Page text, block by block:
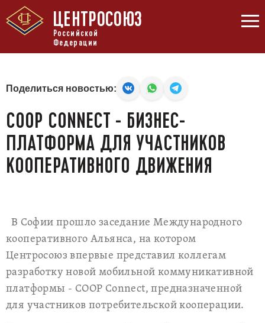
ЦЕНТРОСОЮЗ
Российской
Федерации
Поделиться новостью:
COOP CONNECT - БИЗНЕС-
ПЛАТФОРМА ДЛЯ УЧАСТНИКОВ
КООПЕРАТИВНОГО ДВИЖЕНИЯ
В Софии прошло заседание Международного
кооперативного Альянса, на котором
Центросоюз впервые представил коллегам
разработку новой мобильной коммуникативной
платформы - COOP Connect, предназначенной
для участников потребительской кооперации.